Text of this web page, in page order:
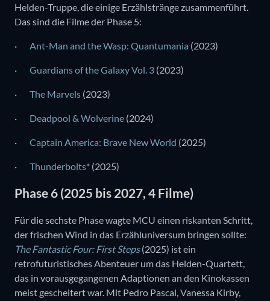
Helden-Truppe, die einige Erzählstränge zusammenführt.
Das sind die Filme der Phase 5:
· Ant-Man and the Wasp: Quantumania (2023)
· Guardians of the Galaxy Vol. 3 (2023)
· The Marvels (2023)
· Deadpool & Wolverine (2024)
· Captain America: Brave New World (2025)
· Thunderbolts* (2025)
Phase 6 (2025 bis 2027, 4 Filme)
Für die sechste Phase wagte MCU einen riskanten Schritt,
der frischen Wind in das Erzähluniversum bringen sollte:
The Fantastic Four: First Steps(2025) ist ein
retrofuturistisches Abenteuer um das Helden-Quartett,
das in vorausgegangenen Adaptionen an den Kinokassen
meist gescheitert war. Mit Pedro Pascal, Vanessa Kirby,